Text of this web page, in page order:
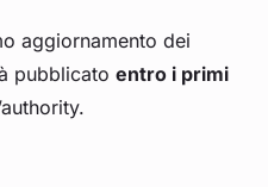
aggiornamento dei
pubblicatoentro i primi